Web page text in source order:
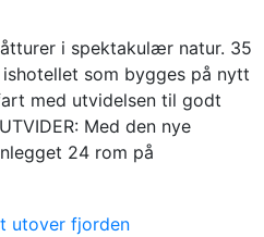
i spektakulær natur. 35
som bygges på nytt
med utvidelsen til godt
Med den nye
24 rom på